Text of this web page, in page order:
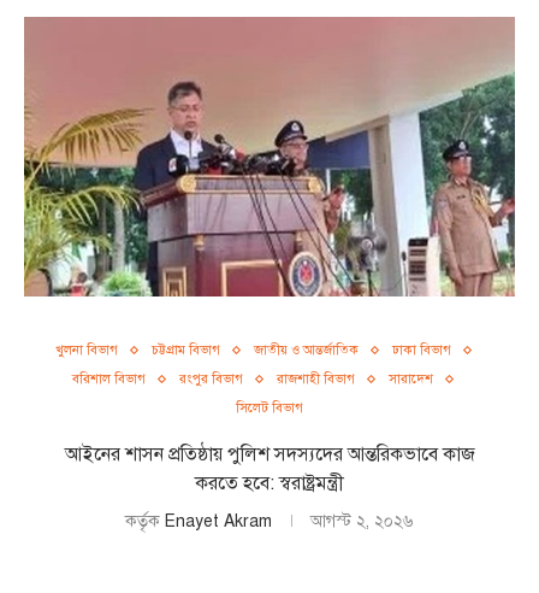
খুলনা বিভাগ চট্টগ্রাম বিভাগ জাতীয় ও আন্তর্জাতিক
ঢাকা বিভাগ
বরিশাল বিভাগ
রংপুর বিভাগ রাজশাহী বিভাগ
সারাদেশ
সিলেট বিভাগ
আইনের শাসন প্রতিষ্ঠায় পুলিশ সদস্যদের আন্তরিকভাবে কাজ
করতে হবে: স্বরাষ্ট্রমন্ত্রী
কর্তৃক Enayet Akram আগস্ট ২, ২০২৬